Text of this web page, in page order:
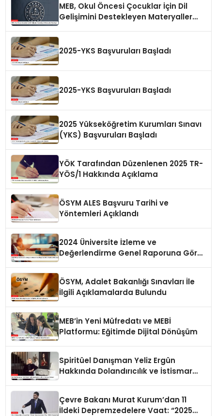
MEB, Okul Öncesi Çocuklar İçin Dil
Gelişimini Destekleyen Materyaller
2025-YKS Başvuruları Başladı
2025-YKS Başvuruları Başladı
2025 Yükseköğretim Kurumları Sınavı
(YKS) Başvuruları Başladı
YÖK Tarafından Düzenlenen 2025 TR-
YÖS/1 Hakkında Açıklama
ÖSYM ALES Başvuru Tarihi ve
Yöntemleri Açıklandı
2024 Üniversite İzleme ve
Değerlendirme Genel Raporuna Göre
ÖSYM, Adalet Bakanlığı Sınavları İle
İlgili Açıklamalarda Bulundu
MEB’in Yeni Müfredatı ve MEBİ
Platformu: Eğitimde Dijital Dönüşüm
Spiritüel Danışman Yeliz Ergün
Hakkında Dolandırıcılık ve İstismar
Çevre Bakanı Murat Kurum’dan 11
İldeki Depremzedelere Vaat: “2025